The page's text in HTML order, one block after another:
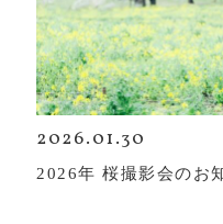
2026.01.30
2026年 桜撮影会のお